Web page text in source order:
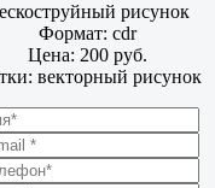
рисунок
Формат: cdr
Цена: 200 руб.
векторный рисунок